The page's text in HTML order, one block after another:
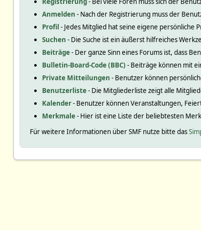
Anmelden - Nach der Registrierung muss der
Profil - Jedes Mitglied hat seine eigene persönliche
Suchen - Die Suche ist ein äußerst hilfreiches
Beiträge- Der ganze Sinn eines Forums ist, dass
Bulletin-Board-Code (BBC) - Beiträge können mit
Private Mitteilungen - Benutzer können
Benutzerliste- Die Mitgliederliste zeigt alle
Kalender- Benutzer können Veranstaltungen,
Merkmale- Hier ist eine Liste der beliebtesten
Für weitere Informationen über SMF nutze bitte das